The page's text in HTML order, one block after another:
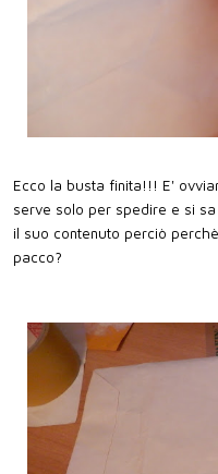
Ecco la busta finita!!! E'
serve solo per spedire e si
il suo contenuto perciò
pacco?